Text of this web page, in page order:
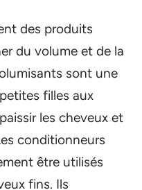
des produits
du volume et de la
sont une
filles aux
les cheveux et
conditionneurs
être utilisés
fins. Ils